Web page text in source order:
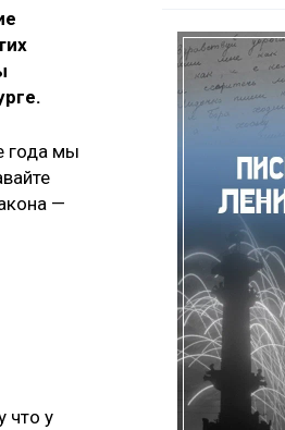
года мы
—
что у